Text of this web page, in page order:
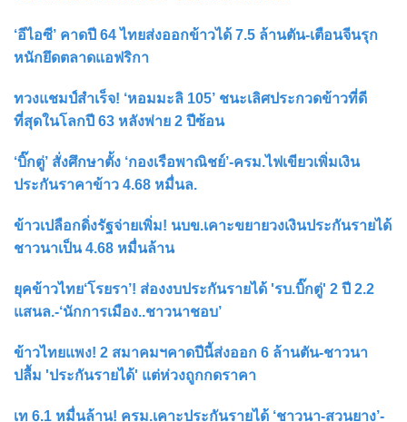
‘อีไอซี’ คาดปี 64 ไทยส่งออกข้าวได้ 7.5 ล้านตัน-เตือนจีนรุก
หนักยึดตลาดแอฟริกา
ทวงแชมป์สำเร็จ! ‘หอมมะลิ 105’ ชนะเลิศประกวดข้าวที่ดี
ที่สุดในโลกปี 63 หลังพ่าย 2 ปีซ้อน
‘บิ๊กตู่’ สั่งศึกษาตั้ง ‘กองเรือพาณิชย์’-ครม.ไฟเขียวเพิ่มเงิน
ประกันราคาข้าว 4.68 หมื่นล.
ข้าวเปลือกดิ่งรัฐจ่ายเพิ่ม! นบข.เคาะขยายวงเงินประกันรายได้
ชาวนาเป็น 4.68 หมื่นล้าน
ยุคข้าวไทย‘โรยรา’! ส่องงบประกันรายได้ 'รบ.บิ๊กตู่' 2 ปี 2.2
แสนล.-‘นักการเมือง..ชาวนาชอบ’
ข้าวไทยแพง! 2 สมาคมฯคาดปีนี้ส่งออก 6 ล้านตัน-ชาวนา
ปลื้ม 'ประกันรายได้' แต่ห่วงถูกกดราคา
เท 6.1 หมื่นล้าน! ครม.เคาะประกันรายได้ ‘ชาวนา-สวนยาง’-